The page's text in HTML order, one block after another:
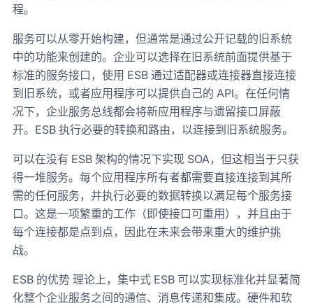
程。
服务可以从零开始构建，但通常是通过公开记载的旧系统
中的功能来创建的。企业可以选择在旧系统前面提供基于
标准的服务接口，使用 ESB 通过适配器或连接器直接连接
到旧系统，或者应用程序可以提供自己的 API。在任何情
况下，企业服务总线都会将新应用程序与遗留接口屏蔽
开。ESB 执行必要的转换和路由，以连接到旧系统服务。
可以在没有 ESB 架构的情况下实现 SOA，但这相当于只获
得一堆服务。每个应用程序所有者都需要直接连接到其所
需的任何服务，并执行必要的数据转换以满足每个服务接
口。这是一项繁重的工作（即使接口可重用），并且由于
每个连接都是点到点，因此在未来会带来重大的维护挑
战。
ESB 的优势 理论上，集中式 ESB 可以实现标准化并显著简
化整个企业服务之间的通信、消息传递和集成。硬件和软